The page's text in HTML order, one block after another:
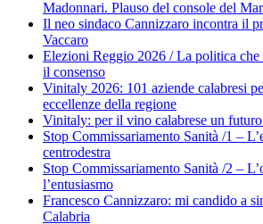
Madonnari. Plauso del console del
Il neo sindaco Cannizzaro incontra il
Vaccaro
Elezioni Reggio 2026 / La politica che
il consenso
Vinitaly 2026: 101 aziende calabresi
eccellenze della regione
Vinitaly: per il vino calabrese un
Stop Commissariamento Sanità /1 –
centrodestra
Stop Commissariamento Sanità /2 –
l’entusiasmo
Francesco Cannizzaro: mi candido a
Calabria